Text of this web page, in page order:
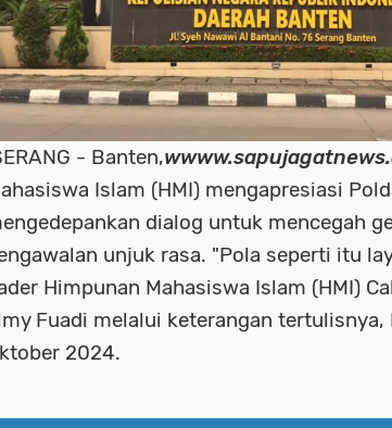
- Banten,
Islam (HMI) mengapresiasi
dialog untuk mencegah
unjuk rasa. "Pola seperti itu
Himpunan Mahasiswa Islam (HMI)
Fuadi melalui keterangan tertulisnya,
2024.